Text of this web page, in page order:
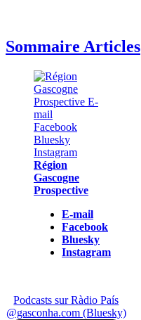
Sommaire Articles
Région
Gascogne
Prospective
E-mail
Facebook
Bluesky
Instagram
Podcasts sur Ràdio País
@gasconha.com (Bluesky)